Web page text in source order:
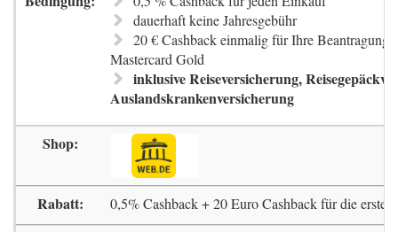
dauerhaft keine Jahresgebühr
20 € Cashback einmalig für Ihre Beantragung
Mastercard Gold
inklusive Reiseversicherung,
Auslandskrankenversicherung
0,5% Cashback + 20 Euro Cashback für die erste